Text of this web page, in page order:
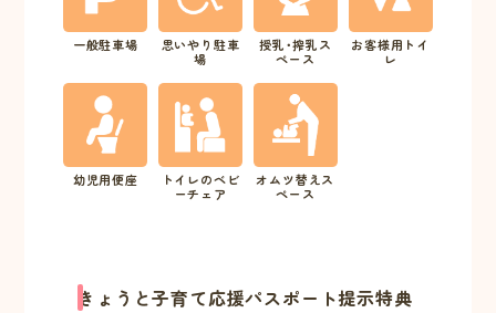
一般駐車場
思いやり駐車
場
授乳･搾乳ス
ペース
お客様用トイ
レ
幼児用便座
トイレのベビ
ーチェア
オムツ替えス
ペース
きょうと子育て応援パスポート提示特典